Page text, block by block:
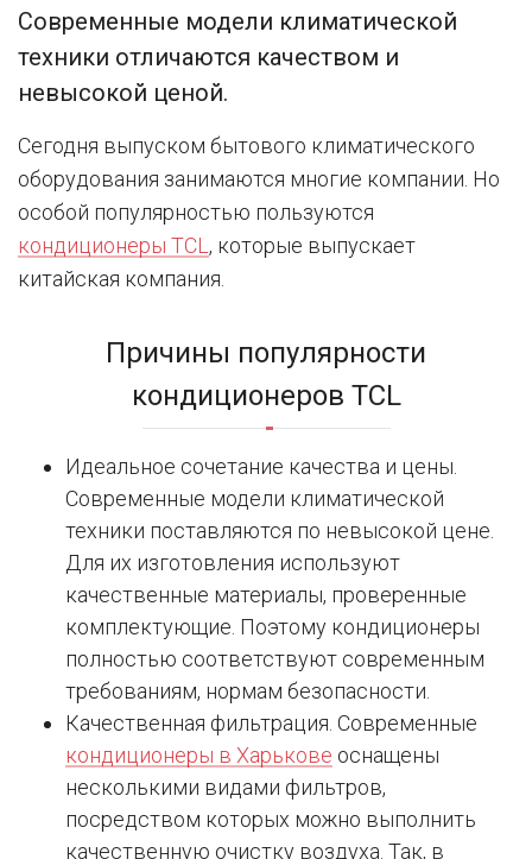
Современные модели климатической
техники отличаются качеством и
невысокой ценой.
Сегодня выпуском бытового климатического
оборудования занимаются многие компании. Но
особой популярностью пользуются
кондиционеры TCL , которые выпускает
китайская компания.
Причины популярности
кондиционеров TCL
Идеальное сочетание качества и цены.
Современные модели климатической
техники поставляются по невысокой цене.
Для их изготовления используют
качественные материалы, проверенные
комплектующие. Поэтому кондиционеры
полностью соответствуют современным
требованиям, нормам безопасности.
Качественная фильтрация. Современные
кондиционеры в Харькове оснащены
несколькими видами фильтров,
посредством которых можно выполнить
качественную очистку воздуха. Так, в